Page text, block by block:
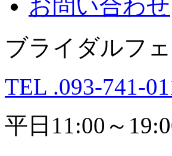
お問い合わせ
ブライダルフ
TEL .093-741-
平日11:00～